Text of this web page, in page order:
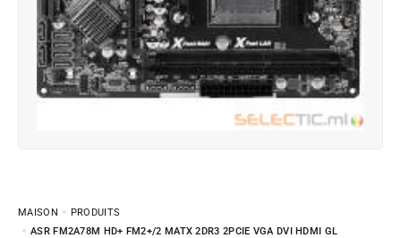
MAISON
PRODUITS
ASR FM2A78M HD+ FM2+/2 MATX 2DR3 2PCIE VGA DVI HDMI GL